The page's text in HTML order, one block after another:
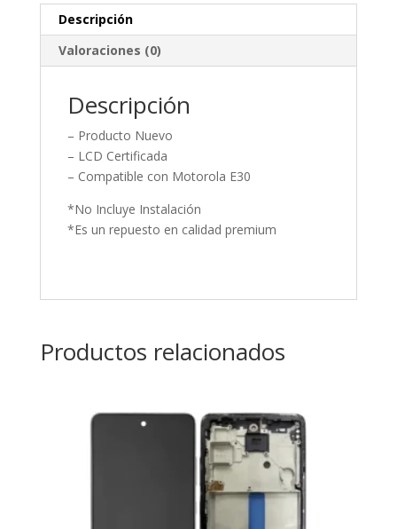
Descripción
Valoraciones (0)
Descripción
– Producto Nuevo
– LCD Certificada
– Compatible con Motorola E30
*No Incluye Instalación
*Es un repuesto en calidad premium
Productos relacionados